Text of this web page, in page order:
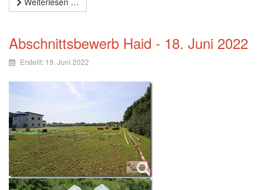
Abschnittsbewerb Haid - 18. Juni 2022
Erstellt: 19. Juni 2022